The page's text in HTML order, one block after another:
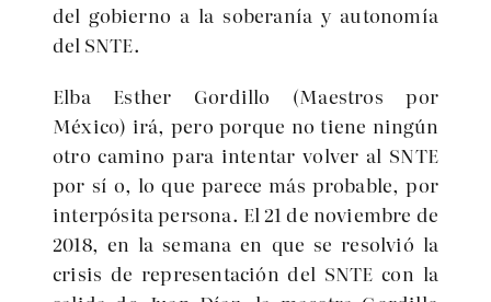
del gobierno a la soberanía y autonomía
del SNTE.
Elba Esther Gordillo (Maestros por
México) irá, pero porque no tiene ningún
otro camino para intentar volver al SNTE
por sí o, lo que parece más probable, por
interpósita persona. El 21 de noviembre de
2018, en la semana en que se resolvió la
crisis de representación del SNTE con la